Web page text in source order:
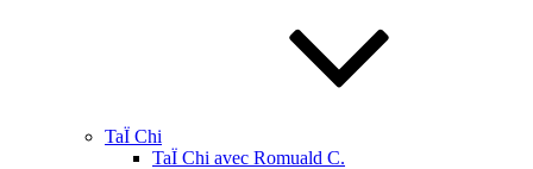
TaÏ Chi
TaÏ Chi avec Romuald C.